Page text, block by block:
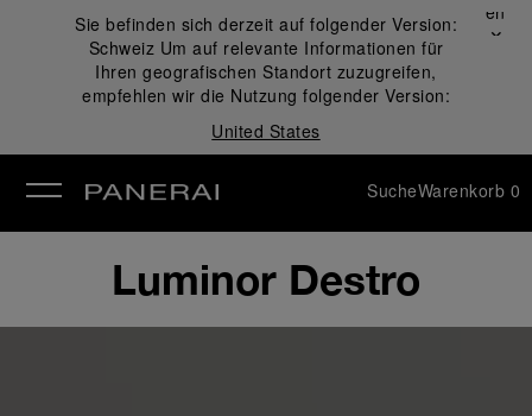
Sie befinden sich derzeit auf folgender Version:
Schweiz Um auf relevante Informationen für
Ihren geografischen Standort zuzugreifen,
empfehlen wir die Nutzung folgender Version:
United States
Schließen
✕
SucheWarenkorb 0
Luminor Destro